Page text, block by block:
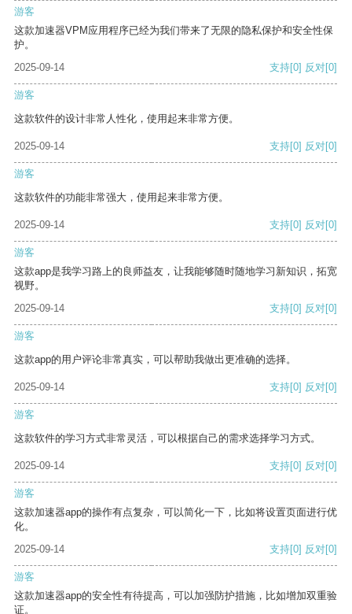
游客
这款加速器VPM应用程序已经为我们带来了无限的隐私保护和安全性保
护。
2025-09-14
支持[0] 反对[0]
游客
这款软件的设计非常人性化，使用起来非常方便。
2025-09-14 支持[0] 反对[0]
游客
这款软件的功能非常强大，使用起来非常方便。
2025-09-14 支持[0] 反对[0]
游客
这款app是我学习路上的良师益友，让我能够随时随地学习新知识，拓宽
视野。
2025-09-14
支持[0] 反对[0]
游客
这款app的用户评论非常真实，可以帮助我做出更准确的选择。
2025-09-14 支持[0] 反对[0]
游客
这款软件的学习方式非常灵活，可以根据自己的需求选择学习方式。
2025-09-14 支持[0] 反对[0]
游客
这款加速器app的操作有点复杂，可以简化一下，比如将设置页面进行优
化。
2025-09-14
支持[0] 反对[0]
游客
这款加速器app的安全性有待提高，可以加强防护措施，比如增加双重验
证。